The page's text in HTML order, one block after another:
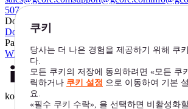
507
Documentation
Docs
APIProduct Roadmap
Partners
White Label Solutions
ko